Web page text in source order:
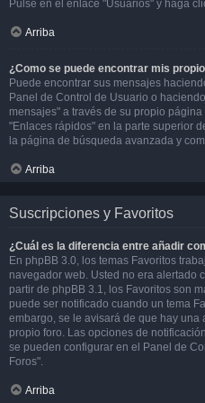
Pulse en el enlace "Usuarios" y haga
Arriba
¿Como se puede encontrar mis
Puede encontrar sus mensajes
Panel de Control de Usuario o
mensajes" a través de su propio
"Enlaces rápidos" en la parte superior
la página de búsqueda avanzada y
Arriba
Suscripciones y Favoritos
¿Cuál es la diferencia entre añadir
En phpBB 3.0, los temas Favoritos
navegador web. Usted no era alertado
partir de phpBB 3.1, los Favoritos son
puede ser notificado cuando un tema
embargo, se le avisará de que hay una
propio foro. Las opciones de
se pueden configurar en el Panel de
Foros".
Arriba